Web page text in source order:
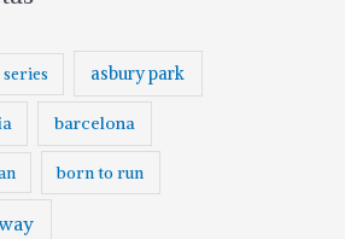
asbury park
barcelona
born to run